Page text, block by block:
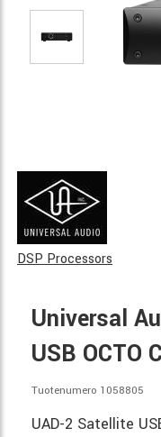
DSP Processors
Universal
USB OCTO
Tuotenumero 1058805
UAD-2 Satellite